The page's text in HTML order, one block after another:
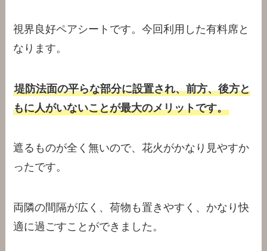
視界良好ペアシートです。今回利用した有料席と
なります。
堤防法面の平らな部分に設置され、前方、後方と
もに人がいないことが最大のメリットです。
遮るものが全く無いので、花火がかなり見やすか
ったです。
両隣の間隔が広く、荷物も置きやすく、かなり快
適に過ごすことができました。